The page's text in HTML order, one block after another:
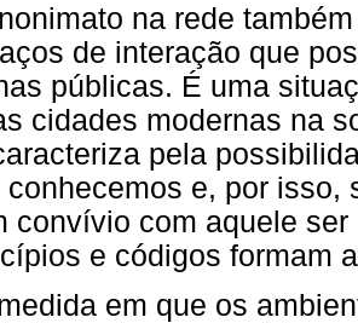
na rede
de interação que
públicas. É uma
cidades modernas na
pela
conhecemos e, por isso,
convívio com aquele
e códigos formam
em que os